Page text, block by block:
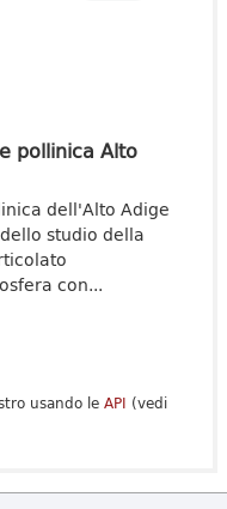
pollinica Alto
dell'Alto Adige
studio della
con...
usando le API (vedi